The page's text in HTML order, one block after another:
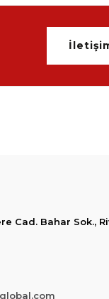
Cad. Bahar Sok.,